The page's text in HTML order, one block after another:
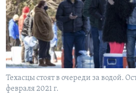
Learning English
СОЦИАЛЬНЫЕ СЕТИ
Языки
Техасцы стоят в очереди за водой.
февраля 2021 г.